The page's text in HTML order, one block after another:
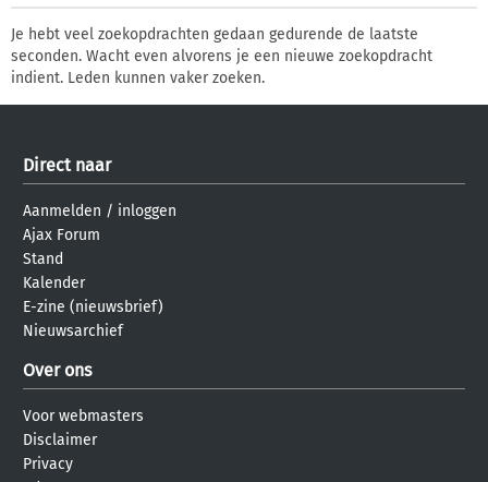
Je hebt veel zoekopdrachten gedaan gedurende de laatste
seconden. Wacht even alvorens je een nieuwe zoekopdracht
indient. Leden kunnen vaker zoeken.
Direct naar
Aanmelden / inloggen
Ajax Forum
Stand
Kalender
E-zine (nieuwsbrief)
Nieuwsarchief
Over ons
Voor webmasters
Disclaimer
Privacy